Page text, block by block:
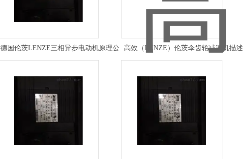
德国伦茨LENZE三相异步电动机原理公
高效（LENZE）伦茨伞齿轮减速机描述